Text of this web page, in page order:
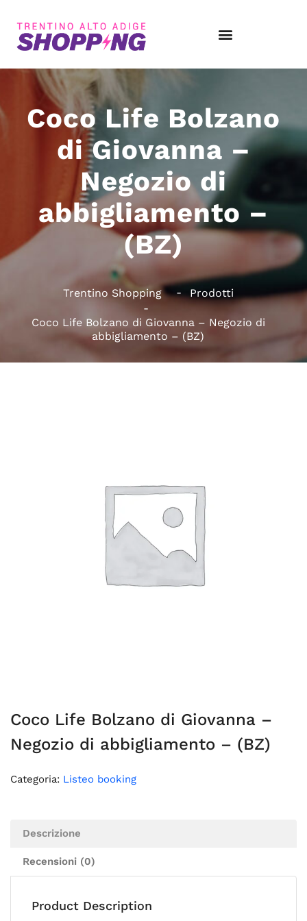
Coco Life Bolzano
di Giovanna –
Negozio di
abbigliamento –
(BZ)
Trentino Shopping Prodotti
Coco Life Bolzano di Giovanna – Negozio di
abbigliamento – (BZ)
Coco Life Bolzano di Giovanna –
Negozio di abbigliamento – (BZ)
Categoria: Listeo booking
Descrizione
Recensioni (0)
Product Description